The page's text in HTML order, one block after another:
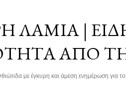
ΛΑΜΊΑ |
ΑΠΌ
με έγκυρη και άμεση ενημέρωση για